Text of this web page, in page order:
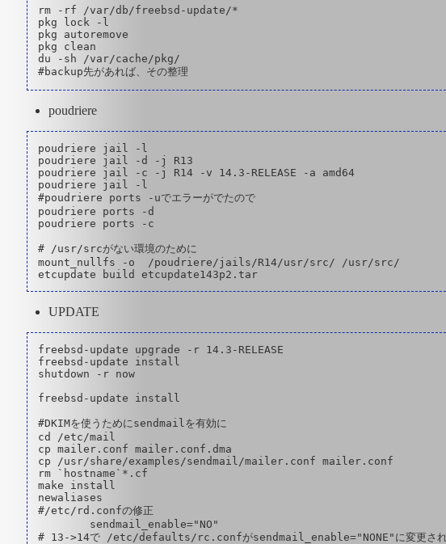
rm -rf /var/db/freebsd-update/*
pkg lock -l
pkg autoremove
pkg clean
du -sh /var/cache/pkg/
poudriere
poudriere jail -l
poudriere jail -d -j R13
poudriere jail -c -j R14 -v 14.3-RELEASE -a amd64
poudriere jail -l
#poudriere ports -uでエラーがでたので
poudriere ports -d
poudriere ports -c
# /usr/srcがない環境のために
mount_nullfs -o  /poudriere/jails/R14/usr/src/ /usr/src/
UPDATE
freebsd-update upgrade -r 14.3-RELEASE
freebsd-update install
shutdown -r now
freebsd-update install
#DKIMを使うためにsendmailを有効に
cd /etc/mail
cp mailer.conf mailer.conf.dma
cp /usr/share/examples/sendmail/mailer.conf mailer.conf
rm `hostname`*.cf
make install
newaliases
#/etc/rd.confの修正
# 13->14で /etc/defaults/rc.confがsendmail_enable="NONE"に変更さ